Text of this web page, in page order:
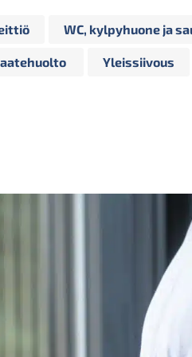
WC, kylpyhuone ja
Yleissiivous